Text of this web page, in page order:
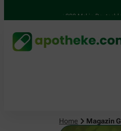
4.000 Mal in Deutschland
Home Magazin